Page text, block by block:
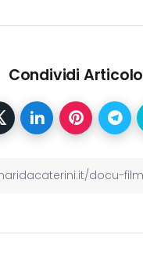
Condividi Articolo